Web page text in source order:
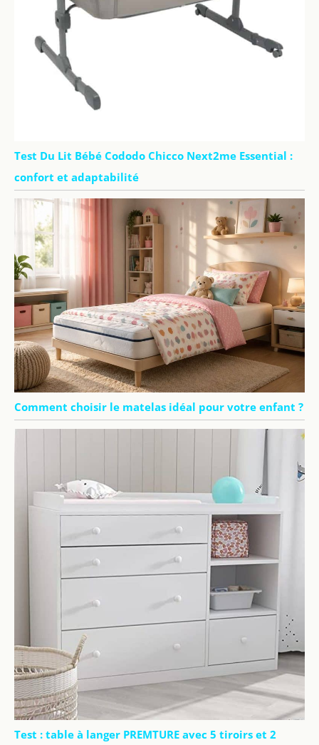
Test Du Lit Bébé Cododo Chicco Next2me Essential :
confort et adaptabilité
Comment choisir le matelas idéal pour votre enfant ?
Test : table à langer PREMTURE avec 5 tiroirs et 2